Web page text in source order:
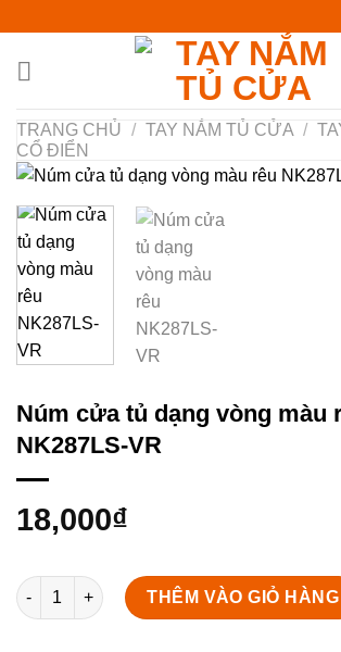
nội
TRANG CHỦ / TAY NẮM TỦ CỬA /
CỔ ĐIỂN
Núm cửa tủ dạng vòng màu
NK287LS-VR
18,000₫
Núm cửa tủ dạng vòng màu rêu NK287LS-
THÊM VÀO GIỎ HÀNG